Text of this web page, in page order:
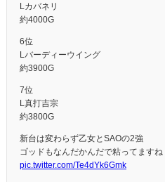
Lカバネリ
約4000G
6位
Lバーディーウイング
約3900G
7位
L真打吉宗
約3800G
新台は変わらず乙女とSAOの2強
ゴッドもなんだかんだで粘ってますね
pic.twitter.com/Te4dYk6Gmk